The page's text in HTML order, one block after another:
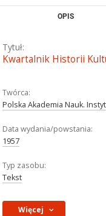
OPIS
Tytuł:
Kwartalnik Historii
Twórca:
Polska Akademia Nauk.
Data wydania/powstania:
1957
Typ zasobu:
Tekst
Więcej